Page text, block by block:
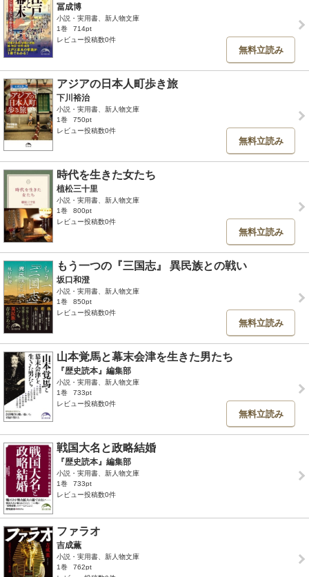
冨成博
小説・実用書、新人物文庫
1巻
714pt
レビュー投稿数0件
無料立読み
アジアの日本人町歩き旅
下川裕治
小説・実用書、新人物文庫
1巻
750pt
レビュー投稿数0件
無料立読み
時代を生きた女たち
植松三十里
小説・実用書、新人物文庫
1巻
800pt
レビュー投稿数0件
無料立読み
もう一つの『三国志』 異民族との戦い
坂口和澄
小説・実用書、新人物文庫
1巻
850pt
レビュー投稿数0件
無料立読み
山本覚馬と幕末会津を生きた男たち
『歴史読本』編集部
小説・実用書、新人物文庫
1巻
733pt
レビュー投稿数0件
無料立読み
戦国大名と政略結婚
『歴史読本』編集部
小説・実用書、新人物文庫
1巻
733pt
レビュー投稿数0件
ファラオ
吉成薫
小説・実用書、新人物文庫
1巻
762pt